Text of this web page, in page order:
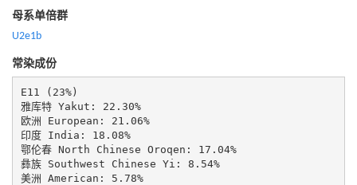
母系单倍群
U2e1b
常染成份
E11 (23%)
雅库特 Yakut: 22.30%
欧洲 European: 21.06%
印度 India: 18.08%
鄂伦春 North Chinese Oroqen: 17.04%
彝族 Southwest Chinese Yi: 8.54%
美洲 American: 5.78%